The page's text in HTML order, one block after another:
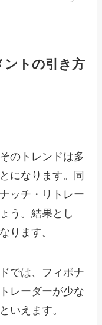
ントの引き方
のトレンドは多
になります。同
ッチ・リトレー
う。結果とし
ります。
では、フィボナ
レーダーが少な
いえます。